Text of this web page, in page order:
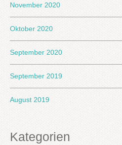
November 2020
Oktober 2020
September 2020
September 2019
August 2019
Kategorien